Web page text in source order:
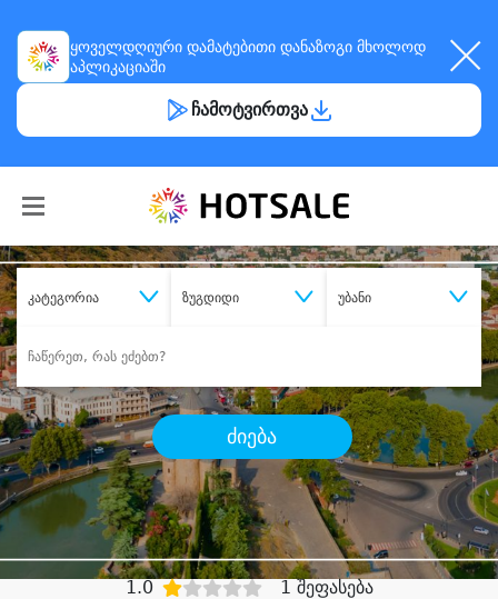
ყოველდღიური დამატებითი დანაზოგი მხოლოდ
აპლიკაციაში
ჩამოტვირთვა
კატეგორია ზუგდიდი უბანი
ძიება
შეიძინესასურველი მომსახურება
დიდი დანაზოგით
1.0 1 შეფასება